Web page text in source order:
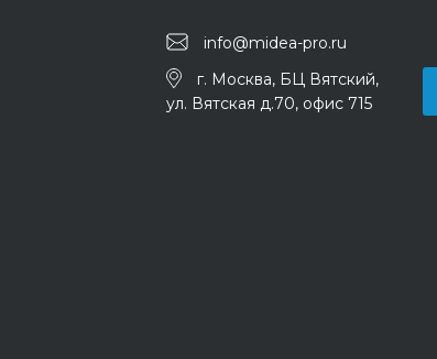
info@midea-pro.ru
г. Москва, БЦ Вятский,
ул. Вятская д.70, офис 715